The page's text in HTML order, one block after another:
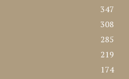
347
308
285
219
174